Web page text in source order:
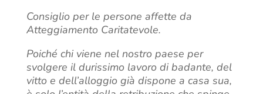
Consiglio per le persone affette da
Atteggiamento Caritatevole.
Poiché chi viene nel nostro paese per
svolgere il durissimo lavoro di badante, del
vitto e dell’alloggio già dispone a casa sua,